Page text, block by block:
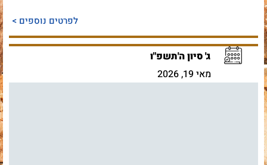
לפרטים נוספים >
ג' סיון ה'תשפ"ו
מאי 19, 2026